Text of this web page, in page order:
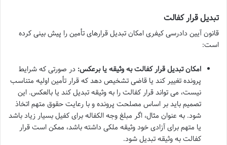
تبدیل قرار کفالت
قانون آیین دادرسی کیفری امکان تبدیل قرارهای تأمین را پیش بینی کرده
است:
امکان تبدیل قرار کفالت به وثیقه یا برعکس: در صورتی که شرایط
پرونده تغییر کند یا قاضی تشخیص دهد که قرار تأمین اولیه متناسب
نیست، می تواند قرار کفالت را به وثیقه تبدیل کند یا بالعکس. این
تصمیم باید بر اساس مصلحت پرونده و با رعایت حقوق متهم اتخاذ
شود. به عنوان مثال، اگر مبلغ وجه الکفاله برای کفیل بسیار زیاد باشد
یا متهم برای آزادی خود وثیقه ملکی داشته باشد، ممکن است قرار
کفالت به وثیقه تبدیل شود.